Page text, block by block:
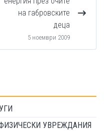
на габровските
деца
5 ноември 2009
УВРЕЖДАНИЯ